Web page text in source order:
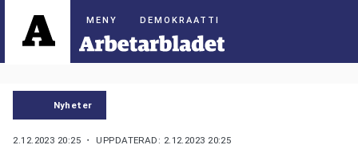
DEMOKRAATTI
Nyheter
2.12.2023 20:25 ・ UPPDATERAD: 2.12.2023 20:25